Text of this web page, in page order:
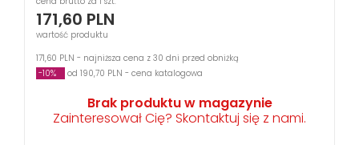
171,60 PLN
wartość produktu
171,60 PLN - najniższa cena z 30 dni przed obniżką
-10%
od 190,70 PLN - cena katalogowa
Brak produktu w magazynie
Zainteresował Cię? Skontaktuj się z nami.